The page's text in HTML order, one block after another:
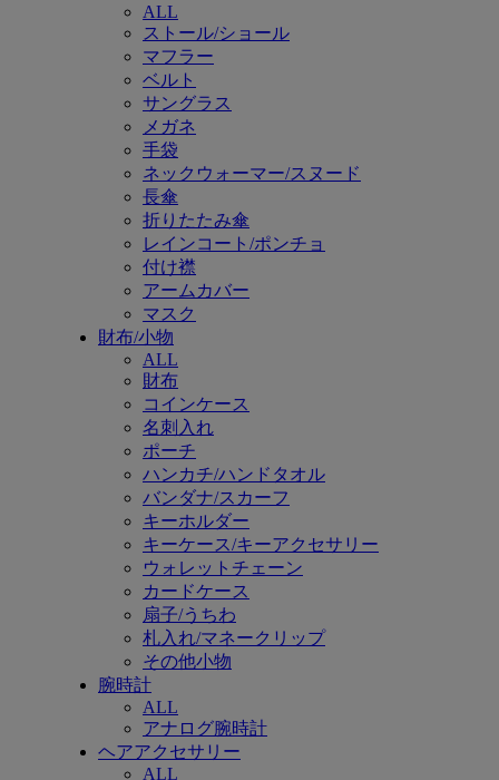
ALL
ストール/ショール
マフラー
ベルト
サングラス
メガネ
手袋
ネックウォーマー/スヌード
長傘
折りたたみ傘
レインコート/ポンチョ
付け襟
アームカバー
マスク
財布/小物
ALL
財布
コインケース
名刺入れ
ポーチ
ハンカチ/ハンドタオル
バンダナ/スカーフ
キーホルダー
キーケース/キーアクセサリー
ウォレットチェーン
カードケース
扇子/うちわ
札入れ/マネークリップ
その他小物
腕時計
ALL
アナログ腕時計
ヘアアクセサリー
ALL